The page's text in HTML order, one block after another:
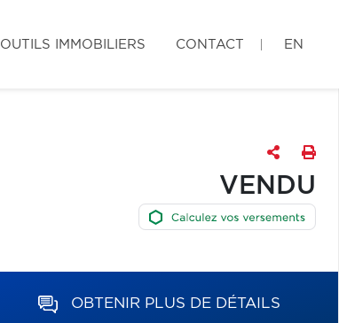
OUTILS IMMOBILIERS CONTACT EN
VENDU
OBTENIR PLUS DE DÉTAILS